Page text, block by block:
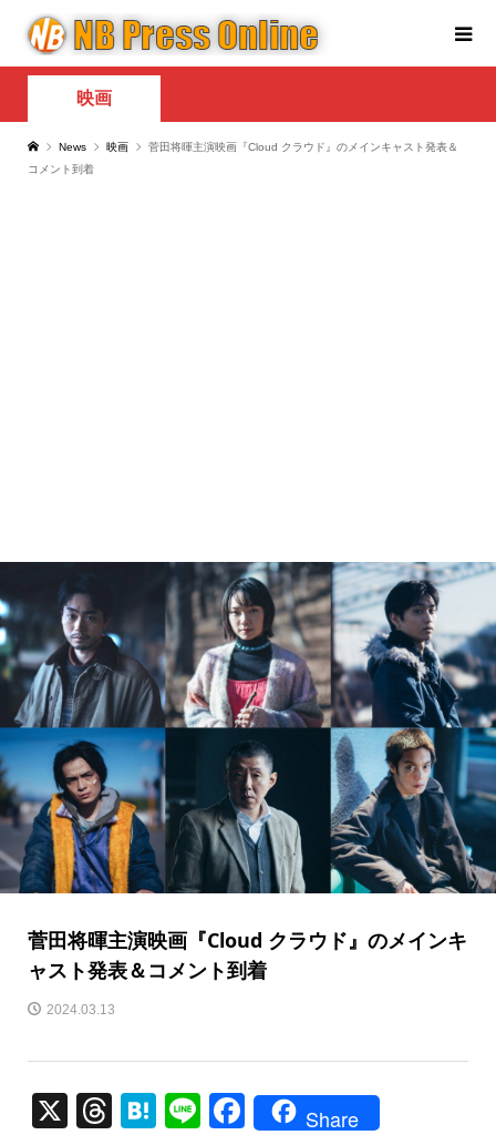
映画
News 映画
菅田将暉主演映画『Cloud クラウド』のメインキャスト発表＆
コメント到着
菅田将暉主演映画『Cloud クラウド』のメインキ
ャスト発表＆コメント到着
2024.03.13
X
T
H
Li
F
Share